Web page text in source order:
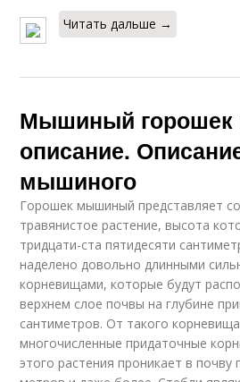
Читать дальше →
Мышиный горошек
описание.
мышиного
Горошек мышиный представляет
травянистое растение, высота
тридцати-ста пятидесяти
наделено довольно длинными
корневищами, которые будут
верхнем слое почвы на глубине
сантиметров. От такого
многочисленные придаточные
этого растения проникает в почву